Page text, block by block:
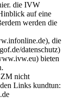
die IVW
auf eine
werden die
die
datenschutz)
bieten
nicht
Links kundtun: